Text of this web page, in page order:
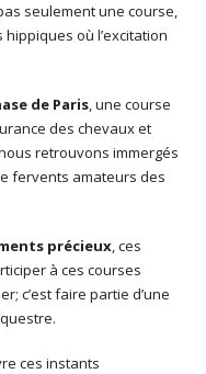
seulement une course,
où l’excitation
de Paris, une course
des chevaux et
retrouvons immergés
fervents amateurs des
précieux, ces
à ces courses
c’est faire partie d’une
ces instants